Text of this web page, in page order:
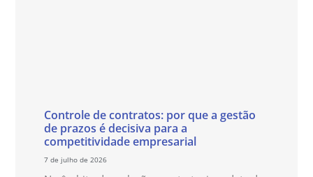
Controle de contratos: por que a gestão
de prazos é decisiva para a
competitividade empresarial
7 de julho de 2026